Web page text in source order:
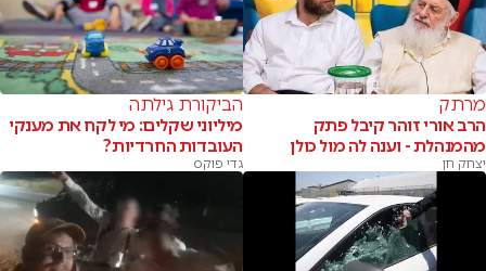
מרתק
הרב אורי זוהר קיבל פתק
מהמנהלת - וענה לה מול כולן
יצחק חן
הביקורת גילתה
מיליוני שקלים: מי לקח את מענקי
העובדות החרדיות?
גדי פוקס